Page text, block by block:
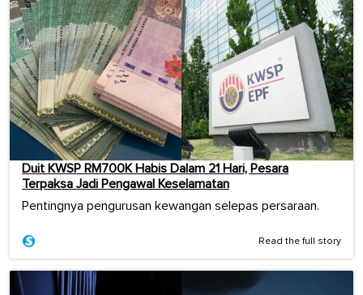
Duit KWSP RM700K Habis Dalam 21 Hari, Pesara
Terpaksa Jadi Pengawal Keselamatan
Pentingnya pengurusan kewangan selepas persaraan.
Read the full story